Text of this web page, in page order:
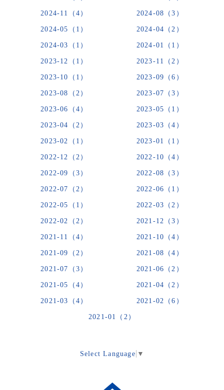
2024-11（4） 2024-08（3）
2024-05（1） 2024-04（2）
2024-03（1） 2024-01（1）
2023-12（1） 2023-11（2）
2023-10（1） 2023-09（6）
2023-08（2） 2023-07（3）
2023-06（4） 2023-05（1）
2023-04（2） 2023-03（4）
2023-02（1） 2023-01（1）
2022-12（2） 2022-10（4）
2022-09（3） 2022-08（3）
2022-07（2） 2022-06（1）
2022-05（1） 2022-03（2）
2022-02（2） 2021-12（3）
2021-11（4） 2021-10（4）
2021-09（2） 2021-08（4）
2021-07（3） 2021-06（2）
2021-05（4） 2021-04（2）
2021-03（4） 2021-02（6）
2021-01（2）
Select Language ▼